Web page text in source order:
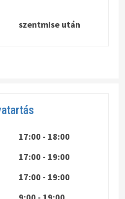
szentmise után
17:00 - 18:00
17:00 - 19:00
17:00 - 19:00